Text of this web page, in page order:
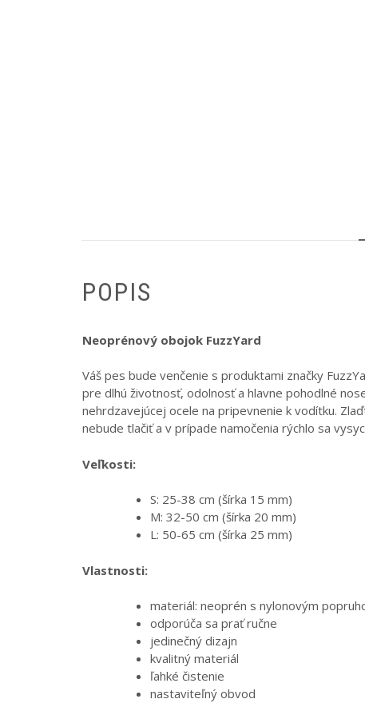
POPIS
Neoprénový obojok FuzzYard
Váš pes bude venčenie s produktami značky
pre dlhú životnosť, odolnosť a hlavne pohodlné
nehrdzavejúcej ocele na pripevnenie k vodítku.
nebude tlačiť a v prípade namočenia rýchlo sa
Veľkosti:
S: 25-38 cm (šírka 15 mm)
M: 32-50 cm (šírka 20 mm)
L: 50-65 cm (šírka 25 mm)
Vlastnosti:
materiál: neoprén s nylonovým
odporúča sa prať ručne
jedinečný dizajn
kvalitný materiál
ľahké čistenie
nastaviteľný obvod